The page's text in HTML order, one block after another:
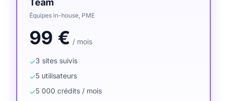
Team
Équipes in-house, PME
99 € / mois
✓3 sites suivis
✓5 utilisateurs
✓5 000 crédits / mois